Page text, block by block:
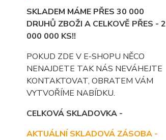
SKLADEM MÁME PŘES 30 000
DRUHŮ ZBOŽI A CELKOVĚ PŘES - 2
000 000 KS!!
POKUD ZDE V E-SHOPU NĚCO
NENAJDETE TAK NÁS NEVÁHEJTE
KONTAKTOVAT, OBRATEM VÁM
VYTVOŘÍME NABÍDKU.
CELKOVÁ SKLADOVKA -
AKTUÁLNÍ SKLADOVÁ ZÁSOBA -